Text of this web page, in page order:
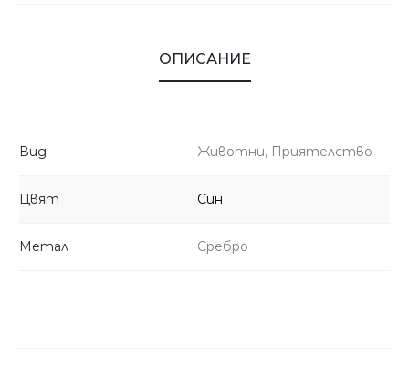
ОПИСАНИЕ
Вид Животни, Приятелство
Цвят Син
Метал Сребро